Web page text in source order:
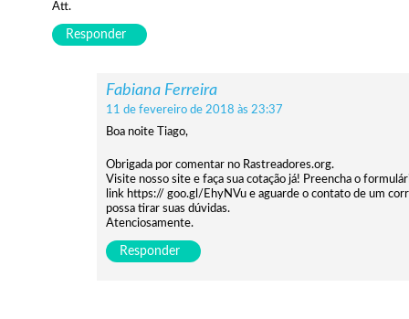
Att.
Responder
Fabiana Ferreira
11 de fevereiro de 2018 às 23:37
Boa noite Tiago,
Obrigada por comentar no Rastreadores.org.
Visite nosso site e faça sua cotação já! Preencha o
link https:// goo.gl/EhyNVu e aguarde o contato de um
possa tirar suas dúvidas.
Atenciosamente.
Responder